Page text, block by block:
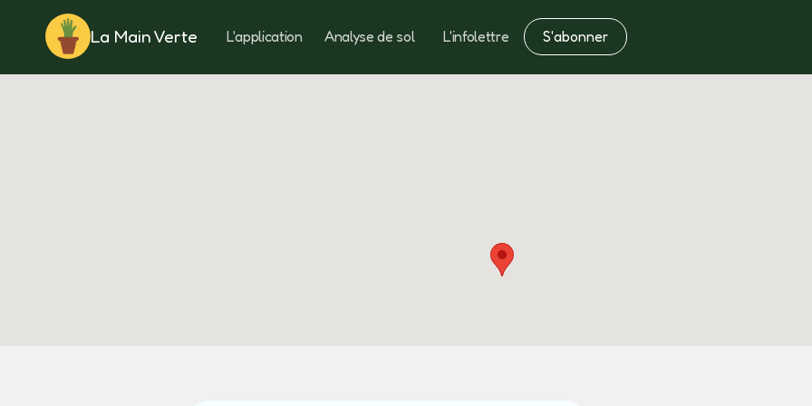
La Main Verte L'application Analyse de sol L'infolettre S'abonner
Rotation Notes Fertilisation